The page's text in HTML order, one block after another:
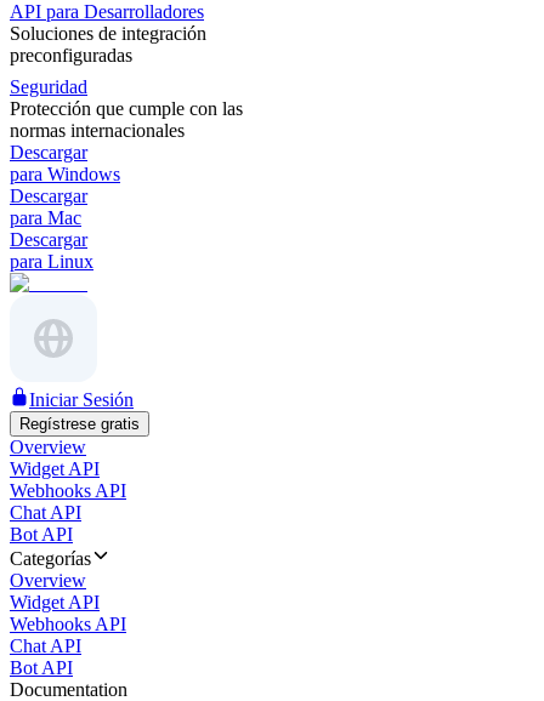
API para Desarrolladores
Soluciones de integración
preconfiguradas
Seguridad
Protección que cumple con las
normas internacionales
Descargar
para Windows
Descargar
para Mac
Descargar
para Linux
Iniciar Sesión
Regístrese gratis
Overview
Widget API
Webhooks API
Chat API
Bot API
Categorías
Overview
Widget API
Webhooks API
Chat API
Bot API
Documentation